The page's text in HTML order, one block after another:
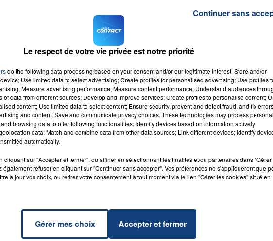
FM directement au Garage de Pointin à Roye
My
RADIO CONTACT
Can't
31
Le respect de votre vie privée est notre priorité
do the following data processing based on your consent and/or our legitimate interest: Store and/or
Use limited data to select advertising; Create profiles for personalised advertising; Use profiles
Measure advertising performance; Measure content performance; Understand audiences
of data from different sources; Develop and improve services; Create profiles to personalise content;
content; Use limited data to select content; Ensure security, prevent and detect fraud, and fix
and content; Save and communicate privacy choices. These technologies may process personal
browsing data to offer following functionalities: Identify devices based on information actively
data; Match and combine data from other data sources; Link different devices; Identify
automatically.
cliquant sur "Accepter et fermer", ou affiner en sélectionnant les finalités et/ou partenaires dans "Gérer
également refuser en cliquant sur "Continuer sans accepter". Vos préférences ne s'appliqueront que
à jour vos choix, ou retirer votre consentement à tout moment via le lien "Gérer les cookies" situé en
Gérer mes choix Accepter et fermer
Continuer sans